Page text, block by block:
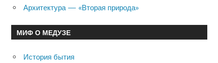
Архитектура — «Вторая природа»
МИФ О МЕДУЗЕ
История бытия